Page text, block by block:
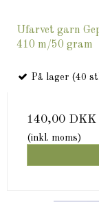
Ufarvet garn
410 m/50 gram
På lager (40
140,00 DKK
(inkl. moms)